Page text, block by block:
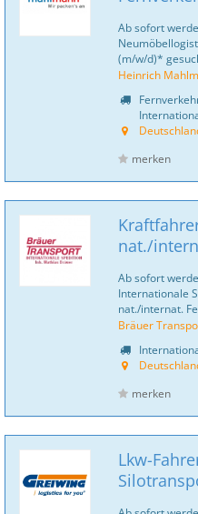
Ab sofort
(m/w/d)*
Heinrich
merken
nat./
Ab sofort
Internationale
nat./internat.
Bräuer
merken
Lkw-